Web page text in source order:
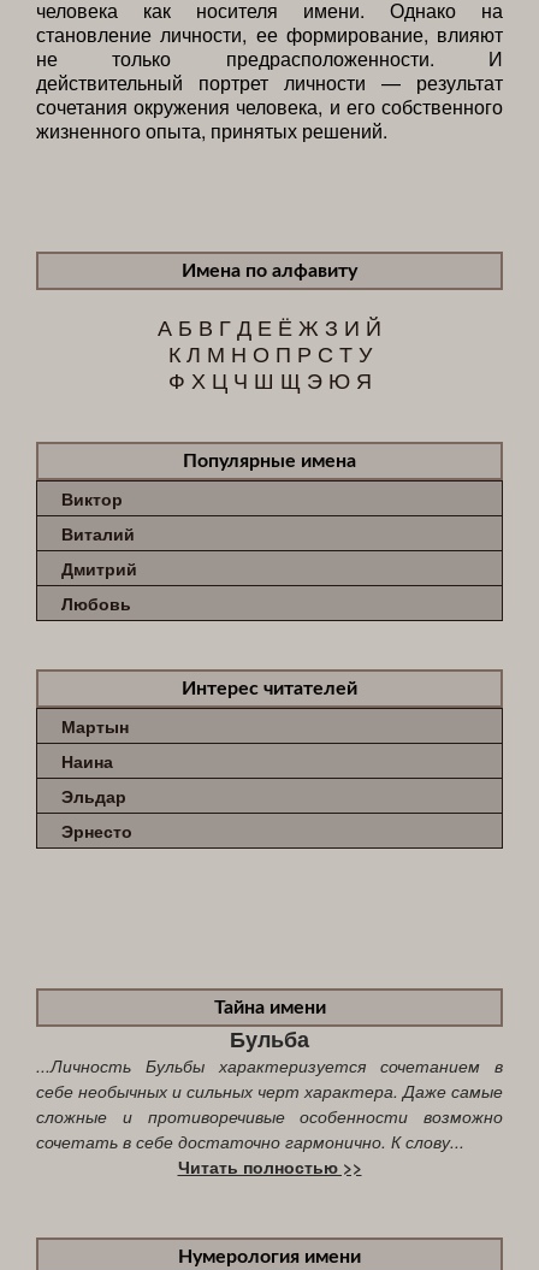
человека как носителя имени. Однако на
становление личности, ее формирование, влияют
не только предрасположенности. И
действительный портрет личности — результат
сочетания окружения человека, и его собственного
жизненного опыта, принятых решений.
Имена по алфавиту
А Б В ГД Е Ё Ж З И Й
К Л М Н О П Р С Т У
Ф Х Ц Ч Ш Щ Э Ю Я
Популярные имена
Виктор
Виталий
Дмитрий
Любовь
Интерес читателей
Мартын
Наина
Эльдар
Эрнесто
Тайна имени
Бульба
...Личность Бульбы характеризуется сочетанием в
себе необычных и сильных черт характера. Даже самые
сложные и противоречивые особенности возможно
сочетать в себе достаточно гармонично. К слову...
Читать полностью >>
Нумерология имени